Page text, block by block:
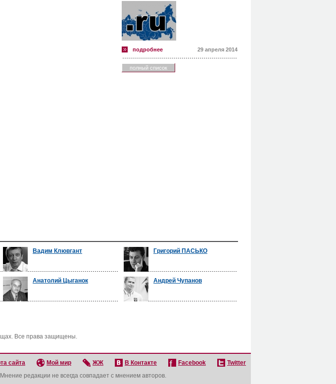
подробнее 29 апреля 2014
полный список
Вадим Клювгант Григорий ПАСЬКО
Анатолий Цыганок Андрей Чупанов
Все права защищены.
сайта Мой мир ЖЖ В Контакте Facebook
Twitter
редакции не всегда совпадает с мнением авторов.